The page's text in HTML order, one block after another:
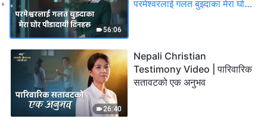
56:06
परमेश्वरलाई गलत बुझ्दाका मेरा घोर
26:40
Nepali Christian
Testimony Video | पारिवारिक
सतावटको एक अनुभव